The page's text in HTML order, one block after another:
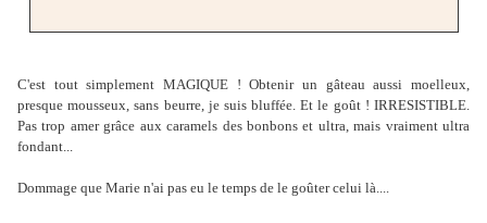
C'est tout simplement MAGIQUE ! Obtenir un gâteau aussi moelleux,
presque mousseux, sans beurre, je suis bluffée. Et le goût ! IRRESISTIBLE.
Pas trop amer grâce aux caramels des bonbons et ultra, mais vraiment ultra
fondant...
Dommage que Marie n'ai pas eu le temps de le goûter celui là....